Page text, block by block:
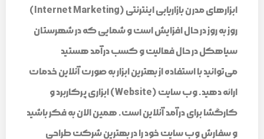
ابزارهای مدرن بازاریابی اینترنتی (Internet Marketing)
روز به روز در حال افزایش است و شمایی که در شهرستان
سیاهکل در حال فعالیت و کسب درآمد هستید
می‌توانید با استفاده از بهترین ابزار به صورت آنلاین خدمات
ارائه دهید. وب سایت (Website) ابزاری پرکاربرد و
کارگشا برای درآمد آنلاین است. همین الان به فکر باشید
و سفارش وب سایت خود را در بهترین شرکت طراحی